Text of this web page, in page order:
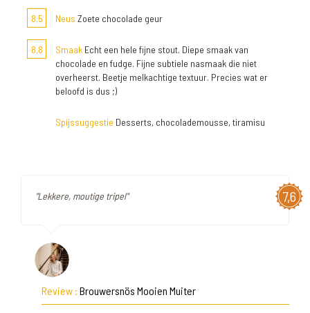
8,5 Neus Zoete chocolade geur
8,8 Smaak Echt een hele fijne stout. Diepe smaak van
chocolade en fudge. Fijne subtiele nasmaak die niet
overheerst. Beetje melkachtige textuur. Precies wat er
beloofd is dus ;)
Spijssuggestie Desserts, chocolademousse, tiramisu
7,6
"Lekkere, moutige tripel"
Review : Brouwersnös Mooien Muiter